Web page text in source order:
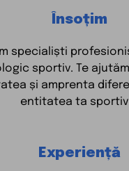
Însoțim
specialiști
sportiv. Te
și amprenta
entitatea ta
Experiență